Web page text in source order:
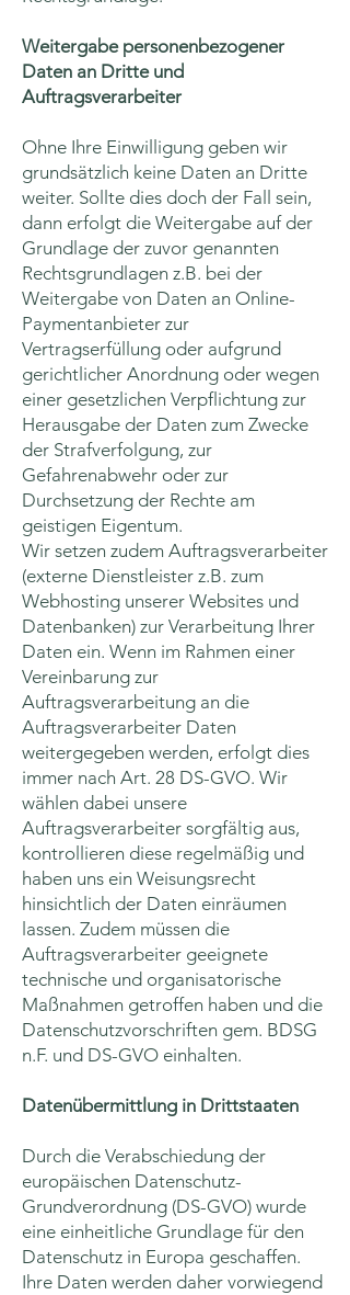
Weitergabe personenbezogener
Daten an Dritte und
Auftragsverarbeiter
Ohne Ihre Einwilligung geben wir
grundsätzlich keine Daten an Dritte
weiter. Sollte dies doch der Fall sein,
dann erfolgt die Weitergabe auf der
Grundlage der zuvor genannten
Rechtsgrundlagen z.B. bei der
Weitergabe von Daten an Online-
Paymentanbieter zur
Vertragserfüllung oder aufgrund
gerichtlicher Anordnung oder wegen
einer gesetzlichen Verpflichtung zur
Herausgabe der Daten zum Zwecke
der Strafverfolgung, zur
Gefahrenabwehr oder zur
Durchsetzung der Rechte am
geistigen Eigentum.
Wir setzen zudem Auftragsverarbeiter
(externe Dienstleister z.B. zum
Webhosting unserer Websites und
Datenbanken) zur Verarbeitung Ihrer
Daten ein. Wenn im Rahmen einer
Vereinbarung zur
Auftragsverarbeitung an die
Auftragsverarbeiter Daten
weitergegeben werden, erfolgt dies
immer nach Art. 28 DS-GVO. Wir
wählen dabei unsere
Auftragsverarbeiter sorgfältig aus,
kontrollieren diese regelmäßig und
haben uns ein Weisungsrecht
hinsichtlich der Daten einräumen
lassen. Zudem müssen die
Auftragsverarbeiter geeignete
technische und organisatorische
Maßnahmen getroffen haben und die
Datenschutzvorschriften gem. BDSG
n.F. und DS-GVO einhalten.
Datenübermittlung in Drittstaaten
Durch die Verabschiedung der
europäischen Datenschutz-
Grundverordnung (DS-GVO) wurde
eine einheitliche Grundlage für den
Datenschutz in Europa geschaffen.
Ihre Daten werden daher vorwiegend